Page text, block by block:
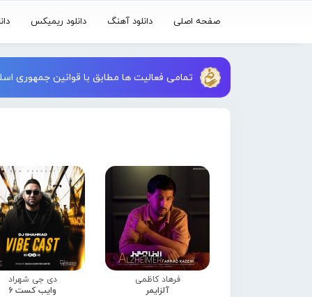
صفحه اصلی دانلود آهنگ دانلود ریمیکس
تمامی فعالیت ها مطابق با قوانین جمهوری
فرهاد کاظمی
آلزایمر
دی جی شهراد
وایب کست 6